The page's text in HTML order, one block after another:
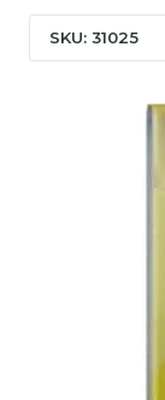
SKU: 31025